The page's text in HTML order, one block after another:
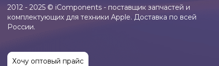
2012 - 2025 © iComponents - поставщик запчастей и
комплектующих для техники Apple. Доставка по всей
России.
Хочу оптовый прайс